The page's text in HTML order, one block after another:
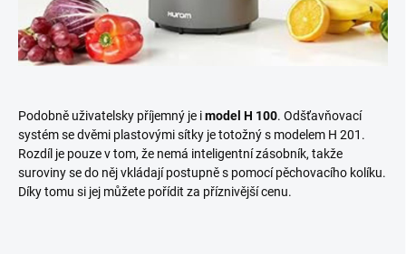
Podobně uživatelsky příjemný je imodel H 100. Odšťavňovací
systém se dvěmi plastovými sítky je totožný s modelem H 201.
Rozdíl je pouze v tom, že nemá inteligentní zásobník, takže
suroviny se do něj vkládají postupně s pomocí pěchovacího kolíku.
Díky tomu si jej můžete pořídit za příznivější cenu.